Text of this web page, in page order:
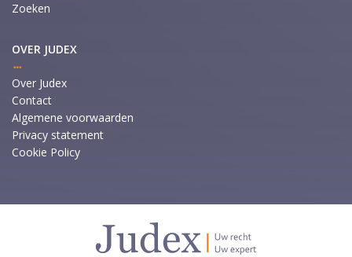
Zoeken
OVER JUDEX
Over Judex
Contact
Algemene voorwaarden
Privacy statement
Cookie Policy